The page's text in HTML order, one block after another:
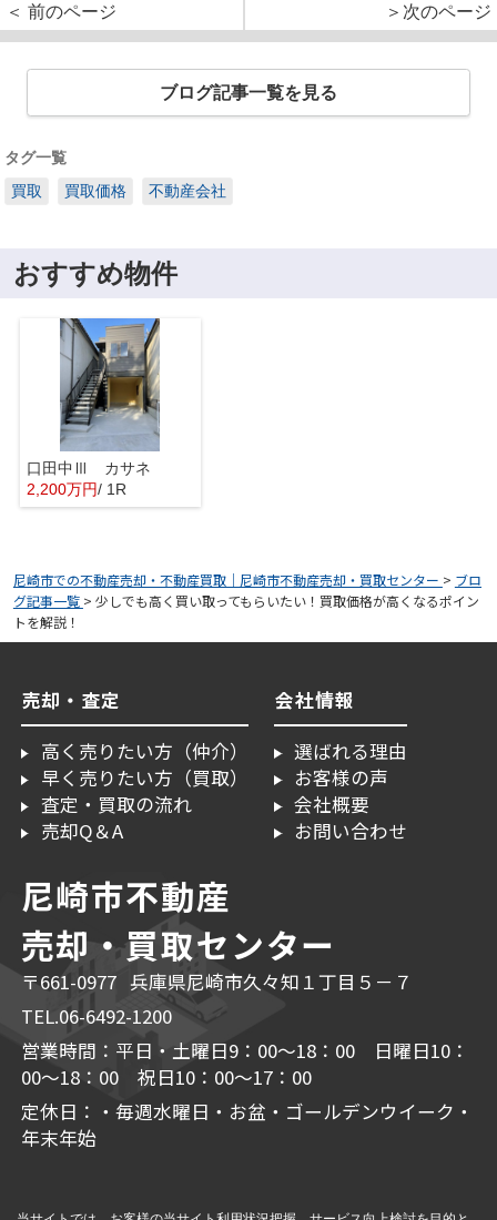
＜ 前のページ
＞次のページ
ブログ記事一覧を見る
タグ一覧
買取
買取価格 不動産会社
おすすめ物件
口田中Ⅲ カサネ
2,200万円/ 1R
尼崎市での不動産売却・不動産買取｜尼崎市不動産売却・買取センター > ブロ
グ記事一覧 > 少しでも高く買い取ってもらいたい！買取価格が高くなるポイン
トを解説！
売却・査定
高く売りたい方（仲介）
早く売りたい方（買取）
査定・買取の流れ
売却Q＆A
会社情報
選ばれる理由
お客様の声
会社概要
お問い合わせ
尼崎市不動産
売却・買取センター
〒661-0977 兵庫県尼崎市久々知１丁目５－７
TEL.06-6492-1200
営業時間：平日・土曜日9：00～18：00 日曜日10：
00～18：00 祝日10：00～17：00
定休日：・毎週水曜日・お盆・ゴールデンウイーク・
年末年始